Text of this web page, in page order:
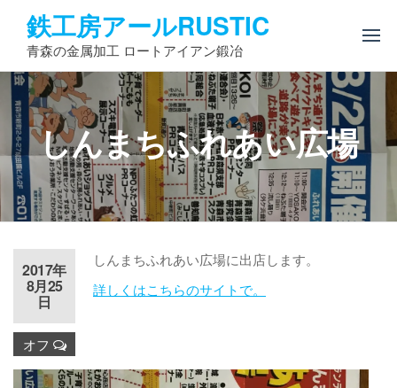
ン
ツ
キ
ッ
プ
鉄工房アールRUSTIC
青森の金属加工 ロートアイアン鍛冶
しんまちふれあい広場
2017年
8月25
日
オフ
しんまちふれあい広場に出店します。
詳しくはこちらのサイトで。